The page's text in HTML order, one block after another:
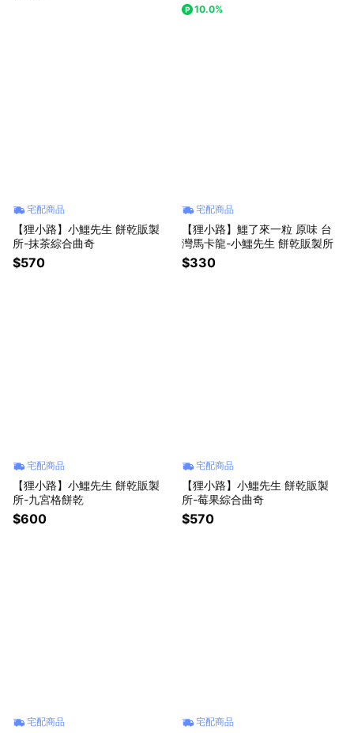
10.0%
宅配商品
【狸小路】小鱷先生 餅乾販製
所-抹茶綜合曲奇
$570
宅配商品
【狸小路】鱷了來一粒 原味 台
灣馬卡龍-小鱷先生 餅乾販製所
$330
宅配商品
【狸小路】小鱷先生 餅乾販製
所-九宮格餅乾
$600
宅配商品
【狸小路】小鱷先生 餅乾販製
所-莓果綜合曲奇
$570
宅配商品 宅配商品